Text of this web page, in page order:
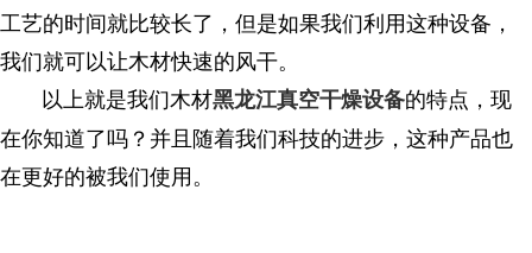
工艺的时间就比较长了，但是如果我们利用这种设备，
我们就可以让木材快速的风干。
以上就是我们木材黑龙江真空干燥设备的特点，现
在你知道了吗？并且随着我们科技的进步，这种产品也
在更好的被我们使用。